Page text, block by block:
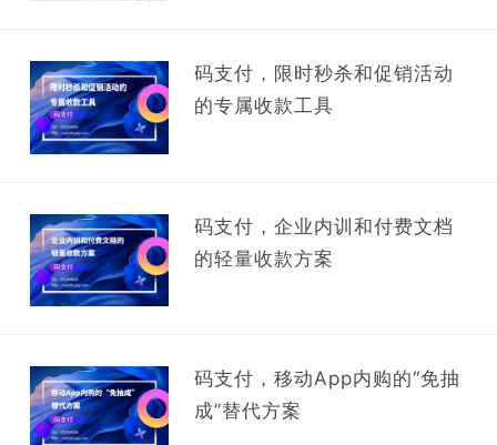
码支付，限时秒杀和促销活动
的专属收款工具
码支付，企业内训和付费文档
的轻量收款方案
码支付，移动App内购的“免抽
成”替代方案